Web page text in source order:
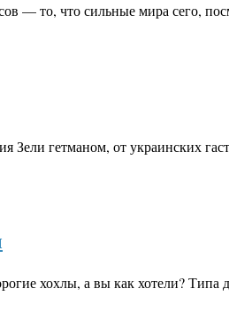
— то, что сильные мира сего,
гетманом, от украинских
хохлы, а вы как хотели?